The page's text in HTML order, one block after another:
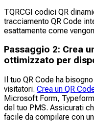
TQRCGI codici QR
tracciamento QR Code
esattamente come
Passaggio 2: Crea
ottimizzato per
Il tuo QR Code ha
visitatori. Crea un QR
Microsoft Form,
del tuo PMS. Assicurati
facile da compilare con